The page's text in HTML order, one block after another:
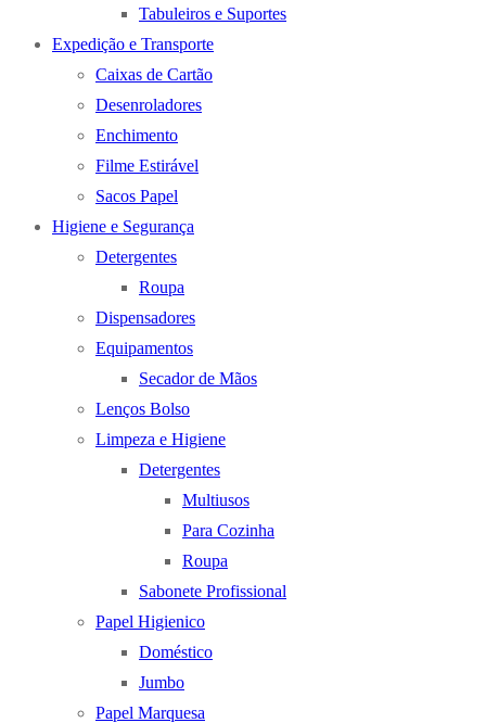
Tabuleiros e Suportes
Expedição e Transporte
Caixas de Cartão
Desenroladores
Enchimento
Filme Estirável
Sacos Papel
Higiene e Segurança
Detergentes
Roupa
Dispensadores
Equipamentos
Secador de Mãos
Lenços Bolso
Limpeza e Higiene
Detergentes
Multiusos
Para Cozinha
Roupa
Sabonete Profissional
Papel Higienico
Doméstico
Jumbo
Papel Marquesa